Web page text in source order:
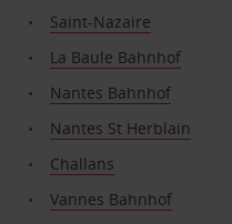
Saint-Nazaire
La Baule Bahnhof
Nantes Bahnhof
Nantes St Herblain
Challans
Vannes Bahnhof